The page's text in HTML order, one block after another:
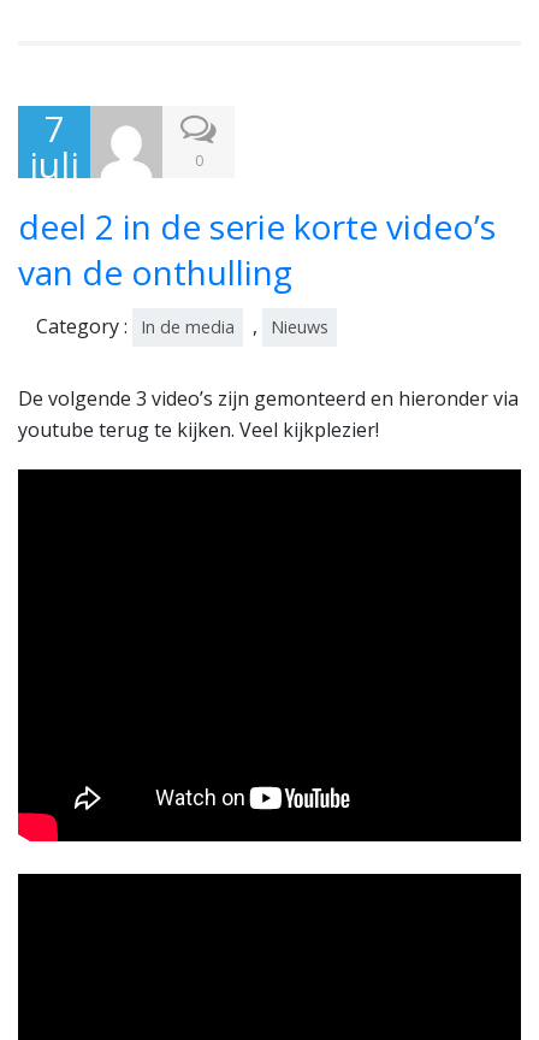
7
juli
7
0
deel 2 in de serie korte video’s
van de onthulling
Category : In de media , Nieuws
De volgende 3 video’s zijn gemonteerd en hieronder via
youtube terug te kijken. Veel kijkplezier!